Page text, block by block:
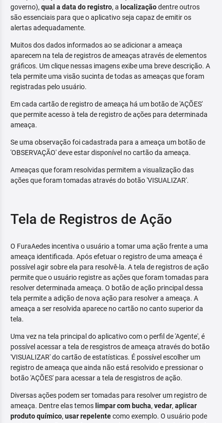
governo), qual a data do registro, a localizaçãodentre outros
são essenciais para que o aplicativo seja capaz de emitir os
alertas adequadamente.
Muitos dos dados informados ao se adicionar a ameaça
aparecem na tela de registros de ameaças através de elementos
gráficos. Um clique nessas imagens exibe uma breve descrição. A
tela permite uma visão sucinta de todas as ameaças que foram
registradas pelo usuário.
Em cada cartão de registro de ameaça há um botão de 'AÇÕES'
que permite acesso à tela de registro de ações para determinada
ameaça.
Se uma observação foi cadastrada para a ameaça um botão de
'OBSERVAÇÃO' deve estar disponível no cartão da ameaça.
Ameaças que foram resolvidas permitem a visualização das
ações que foram tomadas através do botão 'VISUALIZAR'.
Tela de Registros de Ação
O FuraAedes incentiva o usuário a tomar uma ação frente a uma
ameaça identificada. Após efetuar o registro de uma ameaça é
possível agir sobre ela para resolvê-la. A tela de registros de ação
permite que o usuário registre as ações que foram tomadas para
resolver determinada ameaça. O botão de ação principal dessa
tela permite a adição de nova ação para resolver a ameaça. A
ameaça a ser resolvida aparece no cartão no canto superior da
tela.
Uma vez na tela principal do aplicativo com o perfil de 'Agente', é
possível acessar a tela de resgistros de ameaça através do botão
'VISUALIZAR' do cartão de estatísticas. É possível escolher um
registro de ameaça que ainda não está resolvido e pressionar o
botão 'AÇÕES' para acessar a tela de resgistros de ação.
Diversas ações podem ser tomadas para resolver um registro de
ameaça. Dentre elas temos limpar com bucha, vedar, aplicar
produto químico, usar repelentecomo exemplo. O usuário pode